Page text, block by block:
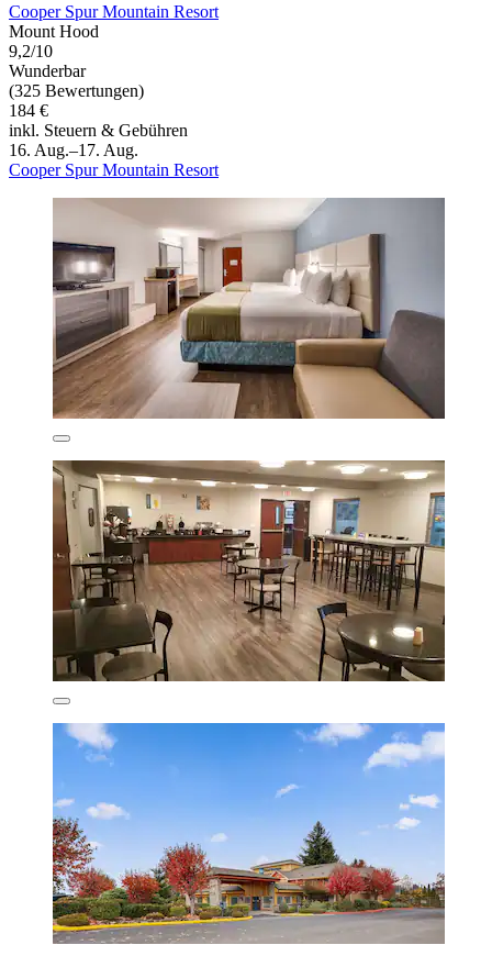
Cooper Spur Mountain Resort
Mount Hood
9,2/10
Wunderbar
(325 Bewertungen)
184 €
inkl. Steuern & Gebühren
16. Aug.–17. Aug.
Cooper Spur Mountain Resort